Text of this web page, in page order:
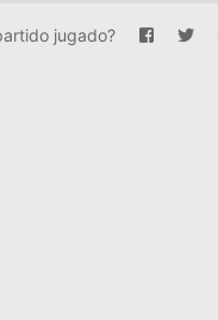
jugado?